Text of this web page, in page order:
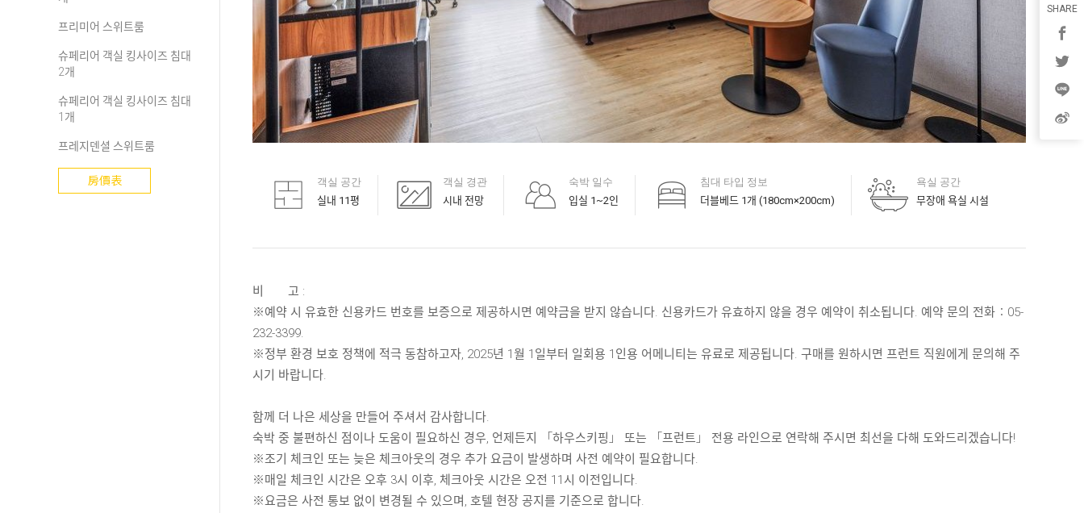
프리미어 스위트룸
슈페리어 객실 킹사이즈 침대
2개
슈페리어 객실 킹사이즈 침대
1개
프레지덴셜 스위트룸
房價表
객실 공간
실내 11평
객실 경관
시내 전망
숙박 일수
입실 1~2인
침대 타입 정보
더블베드 1개 (180cm×200cm)
욕실 공간
무장애 욕실 시설
비 고 :
※예약 시 유효한 신용카드 번호를 보증으로 제공하시면 예약금을 받지 않습니다. 신용카드가 유효하지 않을 경우 예약이 취소됩니다. 예약 문의 전화：05-
232-3399.
※정부 환경 보호 정책에 적극 동참하고자, 2025년 1월 1일부터 일회용 1인용 어메니티는 유료로 제공됩니다. 구매를 원하시면 프런트 직원에게 문의해 주
시기 바랍니다.
함께 더 나은 세상을 만들어 주셔서 감사합니다.
숙박 중 불편하신 점이나 도움이 필요하신 경우, 언제든지 「하우스키핑」 또는 「프런트」 전용 라인으로 연락해 주시면 최선을 다해 도와드리겠습니다!
※조기 체크인 또는 늦은 체크아웃의 경우 추가 요금이 발생하며 사전 예약이 필요합니다.
※매일 체크인 시간은 오후 3시 이후, 체크아웃 시간은 오전 11시 이전입니다.
※요금은 사전 통보 없이 변경될 수 있으며, 호텔 현장 공지를 기준으로 합니다.
SHARE